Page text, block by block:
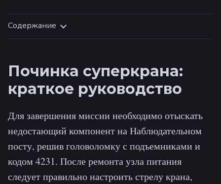
Содержание
Починка суперкрана:
краткое руководство
Для завершения миссии необходимо отыскать
недостающий компонент на Наблюдательном
посту, решив головоломку с подъемниками и
кодом 4231. После ремонта узла питания
следует правильно настроить стрелу крана,